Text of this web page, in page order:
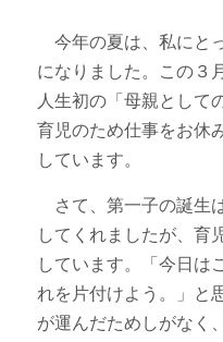
今年の夏は、私にと
になりました。この３
人生初の「母親として
育児のため仕事をお休
しています。
さて、第一子の誕生
してくれましたが、育
しています。「今日は
れを片付けよう。」と
が運んだためしがなく